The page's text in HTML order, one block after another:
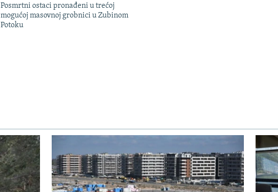
Posmrtni ostaci pronađeni u trećoj
mogućoj masovnoj grobnici u Zubinom
Potoku